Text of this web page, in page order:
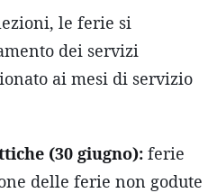
le ferie si
dei servizi
ai mesi di servizio
(30 giugno): ferie
delle ferie non godute